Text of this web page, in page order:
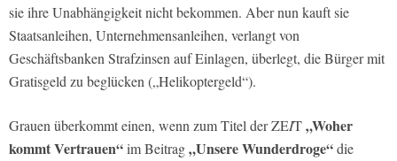
sie ihre Unabhängigkeit nicht bekommen. Aber nun kauft sie
Staatsanleihen, Unternehmensanleihen, verlangt von
Geschäftsbanken Strafzinsen auf Einlagen, überlegt, die Bürger mit
Gratisgeld zu beglücken („Helikoptergeld“).
Grauen überkommt einen, wenn zum Titel der ZEIT„Woher
kommt Vertrauen“im Beitrag„Unsere Wunderdroge“die